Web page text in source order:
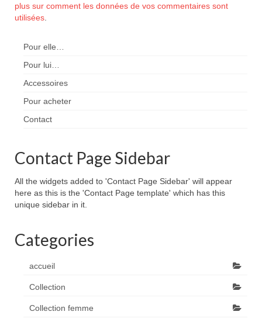
plus sur comment les données de vos commentaires sont
utilisées
Pour elle…
Pour lui…
Accessoires
Pour acheter
Contact
Contact Page Sidebar
All the widgets added to 'Contact Page Sidebar' will appear
here as this is the 'Contact Page template' which has this
unique sidebar in it.
Categories
accueil
Collection
Collection femme